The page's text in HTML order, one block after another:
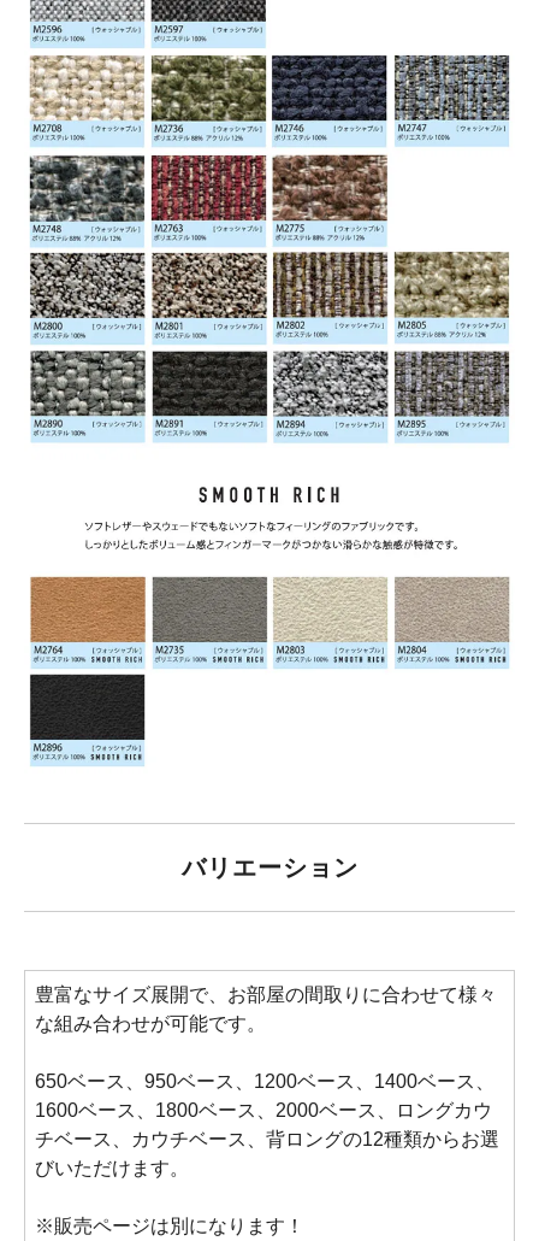
バリエーション
豊富なサイズ展開で、お部屋の間取りに合わせて様々
な組み合わせが可能です。
650ベース、950ベース、1200ベース、1400ベース、
1600ベース、1800ベース、2000ベース、ロングカウ
チベース、カウチベース、背ロングの12種類からお選
びいただけます。
※販売ページは別になります！